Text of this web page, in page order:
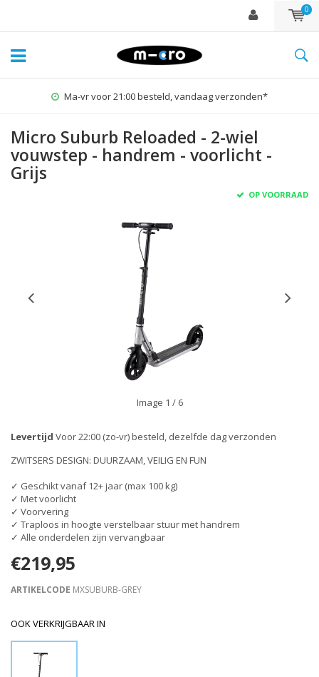
0
1% for the Planet
Micro Suburb Reloaded - 2-wiel
vouwstep - handrem - voorlicht -
Grijs
OP VOORRAAD
Image 1 / 6
Levertijd Voor 22:00 (zo-vr) besteld, dezelfde dag verzonden
ZWITSERS DESIGN: DUURZAAM, VEILIG EN FUN
✓ Geschikt vanaf 12+ jaar (max 100 kg)
✓ Met voorlicht
✓ Voorvering
✓ Traploos in hoogte verstelbaar stuur met handrem
✓ Alle onderdelen zijn vervangbaar
€219,95
ARTIKELCODE MXSUBURB-GREY
OOK VERKRIJGBAAR IN